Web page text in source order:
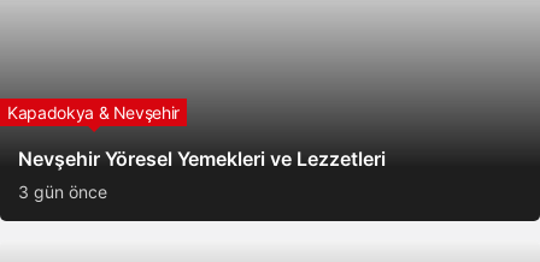
Nevşehir Yöresel Yemekleri ve Lezzetleri
Kapadokya & Nevşehir
3 gün önce